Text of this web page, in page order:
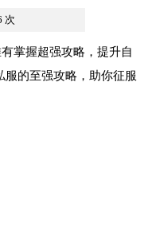
次
掌握超强攻略，提升自
的至强攻略，助你征服